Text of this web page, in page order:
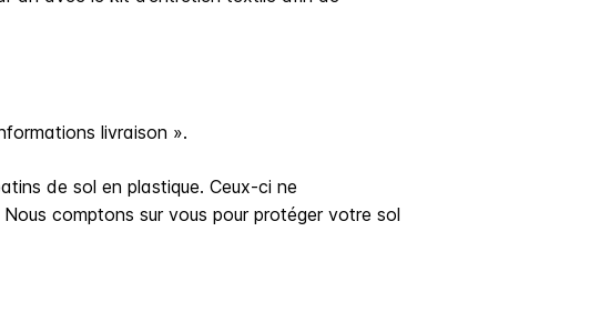
livraison ».
de sol en plastique. Ceux-ci ne
comptons sur vous pour protéger votre sol